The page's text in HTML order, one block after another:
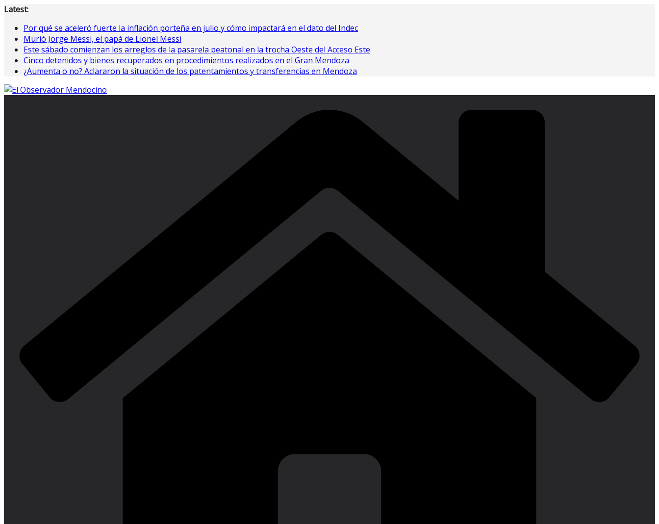
Saltar
contenido
Latest:
Por qué se aceleró fuerte la inflación porteña en julio y cómo impactará en el dato del Indec
Murió Jorge Messi, el papá de Lionel Messi
Este sábado comienzan los arreglos de la pasarela peatonal en la trocha Oeste del Acceso Este
Cinco detenidos y bienes recuperados en procedimientos realizados en el Gran Mendoza
¿Aumenta o no? Aclararon la situación de los patentamientos y transferencias en Mendoza